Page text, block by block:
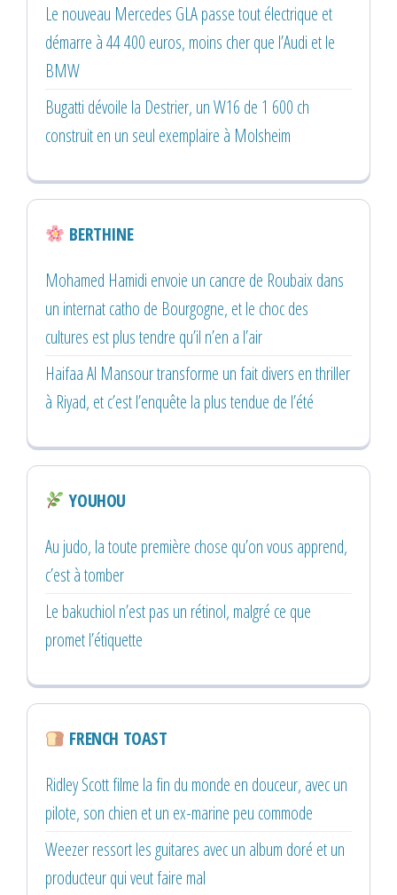
Le nouveau Mercedes GLA passe tout électrique et
démarre à 44 400 euros, moins cher que l’Audi et le
BMW
Bugatti dévoile la Destrier, un W16 de 1 600 ch
construit en un seul exemplaire à Molsheim
BERTHINE
Mohamed Hamidi envoie un cancre de Roubaix dans
un internat catho de Bourgogne, et le choc des
cultures est plus tendre qu’il n’en a l’air
Haifaa Al Mansour transforme un fait divers en thriller
à Riyad, et c’est l’enquête la plus tendue de l’été
YOUHOU
Au judo, la toute première chose qu’on vous apprend,
c’est à tomber
Le bakuchiol n’est pas un rétinol, malgré ce que
promet l’étiquette
FRENCH TOAST
Ridley Scott filme la fin du monde en douceur, avec un
pilote, son chien et un ex-marine peu commode
Weezer ressort les guitares avec un album doré et un
producteur qui veut faire mal